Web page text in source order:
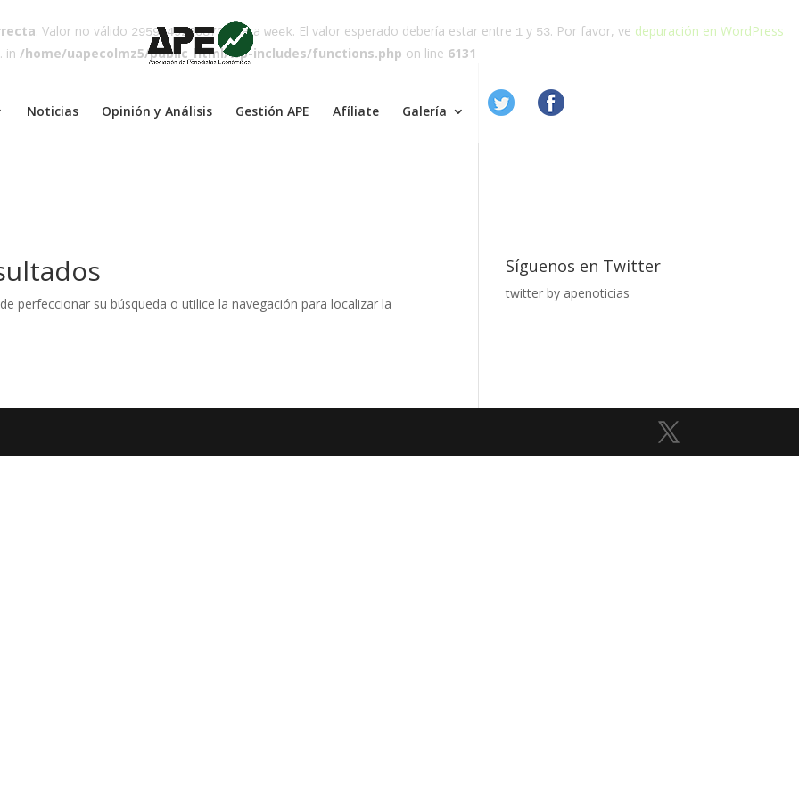
. Valor no válido 29591492208720 para week. El valor esperado debería estar entre 1 y 53. Por favor, ve depuración en WordPress
in /home/uapecolmz5/public_html/wp-includes/functions.php on line 6131
Noticias Opinión y Análisis Gestión APE Afíliate Galería
perfeccionar su búsqueda o utilice la navegación para localizar la
Síguenos en Twitter
twitter by apenoticias